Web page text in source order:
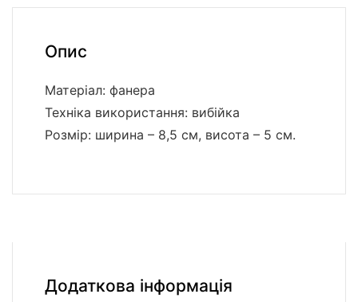
Опис
Матеріал: фанера
Техніка використання: вибійка
Розмір: ширина – 8,5 см, висота – 5 см.
Додаткова інформація